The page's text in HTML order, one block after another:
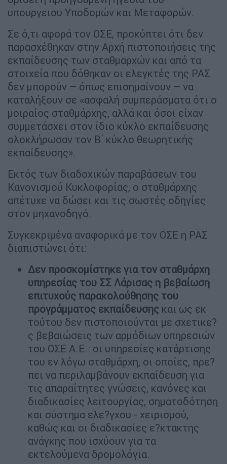
υπουργειου Υποδομών και Μεταφορών.
Σε ό,τι αφορά τον ΟΣΕ, προκύπτει ότι δεν
παρασχέθηκαν στην Αρχή πιστοποιήσεις της
εκπαίδευσης των σταθμαρχών και από τα
στοιχεία που δόθηκαν οι ελεγκτές της ΡΑΣ
δεν μπορούν – όπως επισημαίνουν – να
καταλήξουν σε «ασφαλή συμπεράσματα ότι ο
μοιραίος σταθμάρχης, αλλά και όσοι είχαν
συμμετάσχει στον ίδιο κύκλο εκπαίδευσης
ολοκλήρωσαν τον Β΄ κύκλο θεωρητικής
εκπαίδευσης».
Εκτός των διαδοχικών παραβάσεων του
Κανονισμού Κυκλοφορίας, ο σταθμάρχης
απέτυχε να δώσει και τις σωστές οδηγίες
στον μηχανοδηγό.
Συγκεκριμένα αναφορικά με τον ΟΣΕ η ΡΑΣ
διαπιστώνει ότι:
Δεν προσκομίστηκε για τον σταθμάρχη
υπηρεσίας του ΣΣ Λάρισας η βεβαίωση
επιτυχούς παρακολούθησης του
προγράμματος εκπαίδευσης και ως εκ
τούτου δεν πιστοποιούνται με σχετικε?
ς βεβαιώσεις των αρμόδιων υπηρεσιών
του ΟΣΕ Α.Ε.: οι υπηρεσίες κατάρτισης
του εν λόγω σταθμάρχη, οι οποίες, πρε?
πει να περιλαμβάνουν εκπαίδευση για
τις απαραίτητες γνώσεις, κανόνες και
διαδικασίες λειτουργίας, σηματοδότηση
και σύστημα ελε?γχου - χειρισμού,
καθώς και οι διαδικασίες ε?κτακτης
ανάγκης που ισχύουν για τα
εκτελούμενα δρομολόγια.